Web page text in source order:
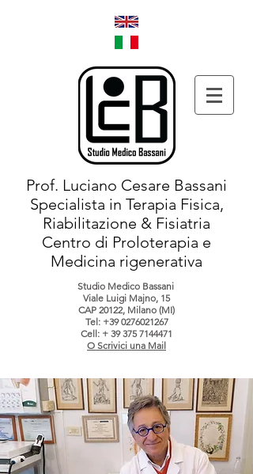
Prof. Luciano Cesare Bassani
Specialista in Terapia Fisica,
Riabilitazione & Fisiatria
Centro di Proloterapia e
Medicina rigenerativa
Studio Medico Bassani
Viale Luigi Majno, 15
CAP 20122, Milano (MI)
Tel: +39 0276021267
Cell: + 39 375 7144471
O Scrivici una Mail